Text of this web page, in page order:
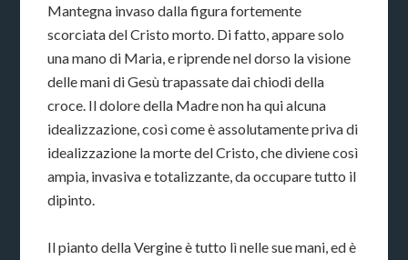
Mantegna invaso dalla figura fortemente
scorciata del Cristo morto. Di fatto, appare solo
una mano di Maria, e riprende nel dorso la visione
delle mani di Gesù trapassate dai chiodi della
croce. Il dolore della Madre non ha qui alcuna
idealizzazione, così come è assolutamente priva di
idealizzazione la morte del Cristo, che diviene così
ampia, invasiva e totalizzante, da occupare tutto il
dipinto.
Il pianto della Vergine è tutto lì nelle sue mani, ed è